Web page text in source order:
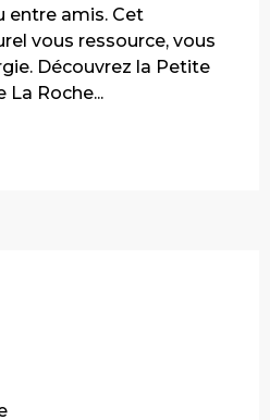
entre amis. Cet
vous ressource, vous
Découvrez la Petite
La Roche...